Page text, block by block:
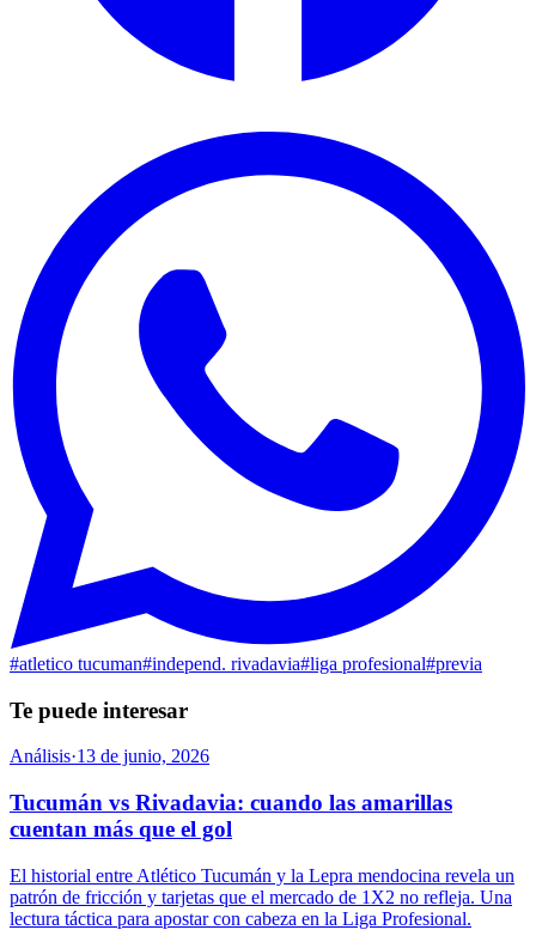
#atletico tucuman#independ. rivadavia#liga profesional#previa
Te puede interesar
Análisis·13 de junio, 2026
Tucumán vs Rivadavia: cuando las amarillas
cuentan más que el gol
El historial entre Atlético Tucumán y la Lepra mendocina revela un
patrón de fricción y tarjetas que el mercado de 1X2 no refleja. Una
lectura táctica para apostar con cabeza en la Liga Profesional.